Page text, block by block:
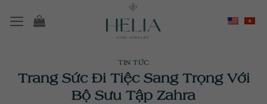
đến
TIN TỨC
Trang Sức Đi Tiệc Sang Trọng Với
Bộ Sưu Tập Zahra